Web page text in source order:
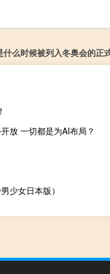
什么时候被列入冬奥会的正
放 一切都是为AI布局？
少女日本版）